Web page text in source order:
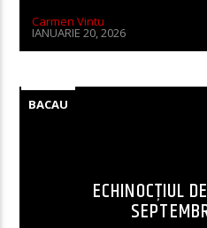
Carmen Vintu
IANUARIE 20, 2026
BACAU
ECHINOCȚIUL